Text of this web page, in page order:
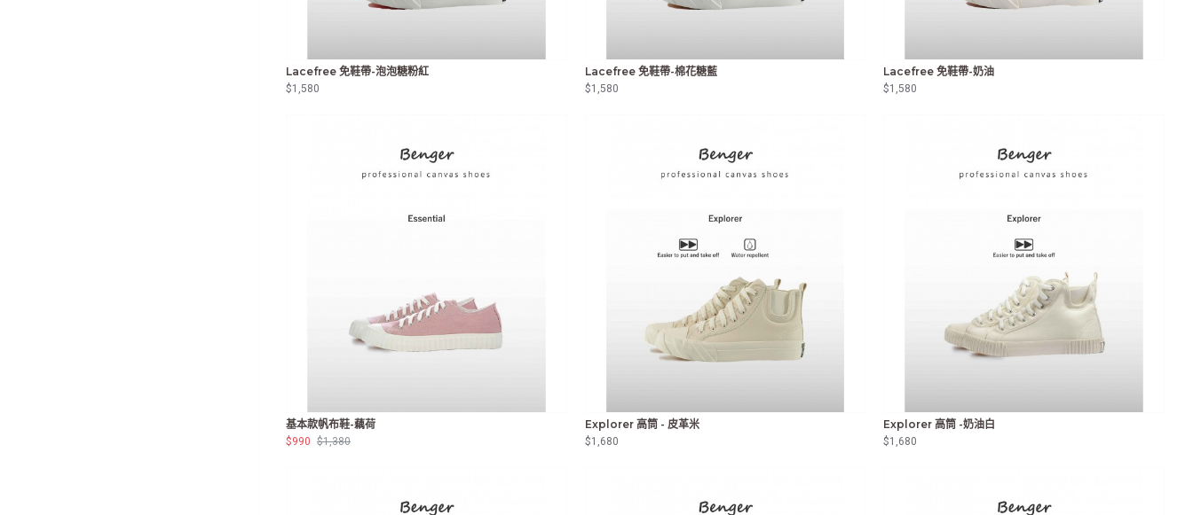
Lacefree 免鞋帶-泡泡糖粉紅
$1,580
Lacefree 免鞋帶-棉花糖藍
$1,580
Lacefree 免鞋帶-奶油
$1,580
基本款帆布鞋-藕荷
$990 $1,380
Explorer 高筒 - 皮革米
$1,680
Explorer 高筒 -奶油白
$1,680